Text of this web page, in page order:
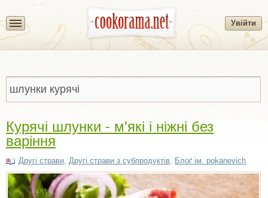
Увійти
Курячі шлунки - м'які і ніжні без
варіння
Другі страви, Другі страви з субпродуктів, Блоґ ім. pokanevich